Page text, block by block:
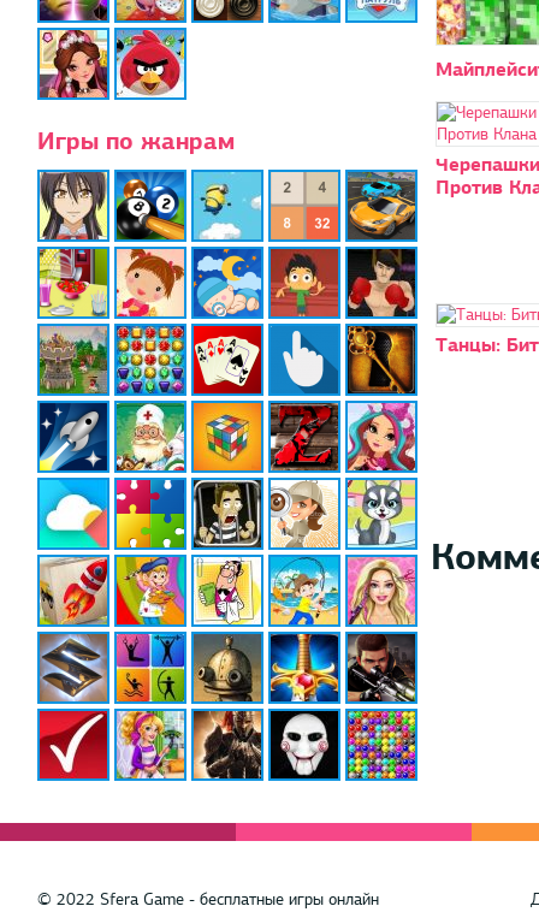
Игры по жанрам
Против
Танцы:
© 2022 Sfera Game - бесплатные игры онлайн